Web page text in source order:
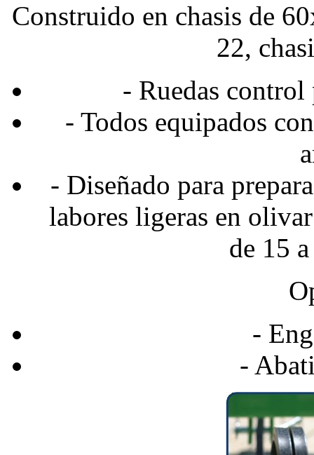
Construido en chasis de
22,
- Ruedas
- Todos equipados
- Diseñado para
labores ligeras en
de 15
-
-